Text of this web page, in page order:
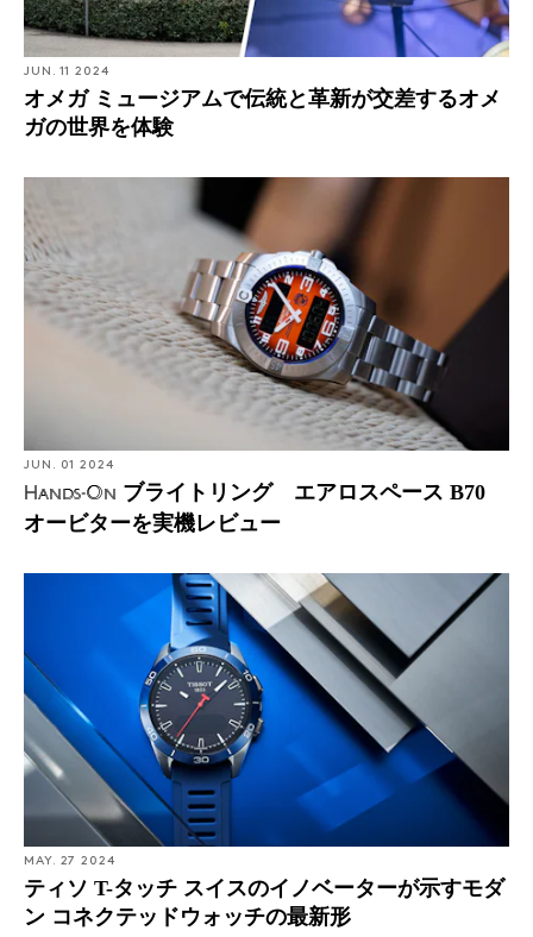
JUN. 11 2024
オメガ ミュージアムで伝統と革新が交差するオメ
ガの世界を体験
JUN. 01 2024
Hands-On ブライトリング エアロスペース B70
オービターを実機レビュー
MAY. 27 2024
ティソ T-タッチ スイスのイノベーターが示すモダ
ン コネクテッドウォッチの最新形